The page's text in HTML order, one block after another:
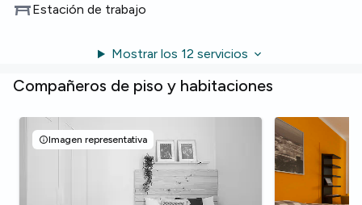
Estación de trabajo
Mostrar los 12 servicios
Compañeros de piso y habitaciones
Imagen representativa